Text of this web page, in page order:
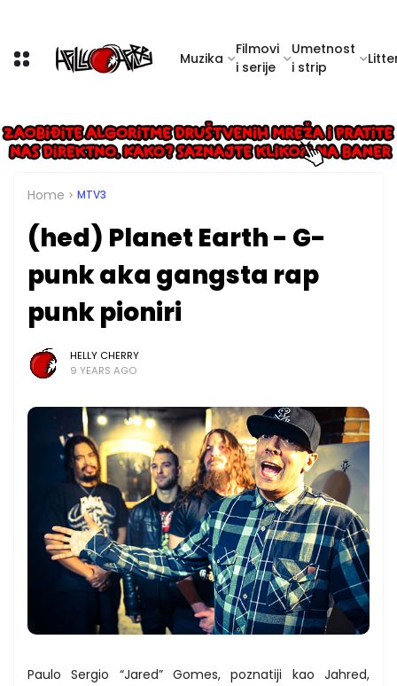
Muzika
Filmovi
i serije
Umetnost
i strip
Home MTV3
(hed) Planet Earth - G-
punk aka gangsta rap
punk pioniri
HELLY CHERRY
9 YEARS AGO
Paulo Sergio “Jared” Gomes, poznatiji kao Jahred,